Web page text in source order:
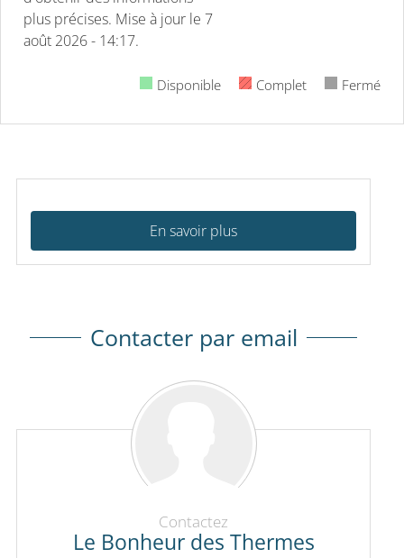
plus précises. Mise à jour le 7
août 2026 - 14:17.
Disponible Complet Fermé
En savoir plus
Contacter par email
Contactez
Le Bonheur des Thermes